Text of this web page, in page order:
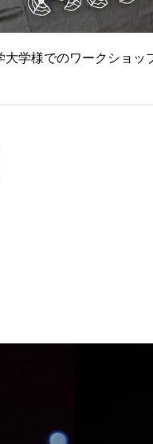
大学様でのワークショッ